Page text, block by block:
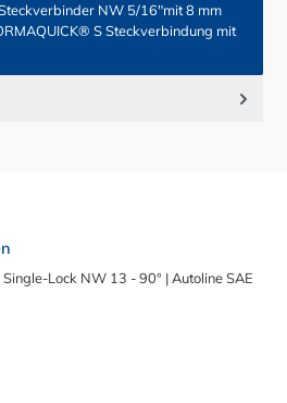
NW 5/16"mit 8 mm
S Steckverbindung mit